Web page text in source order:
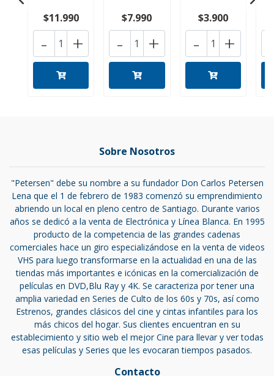
$11.990
+
-
$7.990
+
-
$3.900
+
-
Sobre Nosotros
"Petersen" debe su nombre a su fundador Don Carlos Petersen
Lena que el 1 de febrero de 1983 comenzó su emprendimiento
abriendo un local en pleno centro de Santiago. Durante varios
años se dedicó a la venta de Electrónica y Línea Blanca. En 1995
producto de la competencia de las grandes cadenas
comerciales hace un giro especializándose en la venta de videos
VHS para luego transformarse en la actualidad en una de las
tiendas más importantes e icónicas en la comercialización de
películas en DVD,Blu Ray y 4K. Se caracteriza por tener una
amplia variedad en Series de Culto de los 60s y 70s, así como
Estrenos, grandes clásicos del cine y cintas infantiles para los
más chicos del hogar. Sus clientes encuentran en su
establecimiento y sitio web el mejor Cine para llevar y ver todas
esas películas y Series que les evocaran tiempos pasados.
Contacto